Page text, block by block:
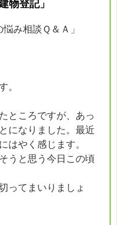
物登記」
み相談Ｑ＆Ａ」
。
ところですが、あっ
になりました。最近
はやく感じます。
うと思う今日この頃
ってまいりましょ